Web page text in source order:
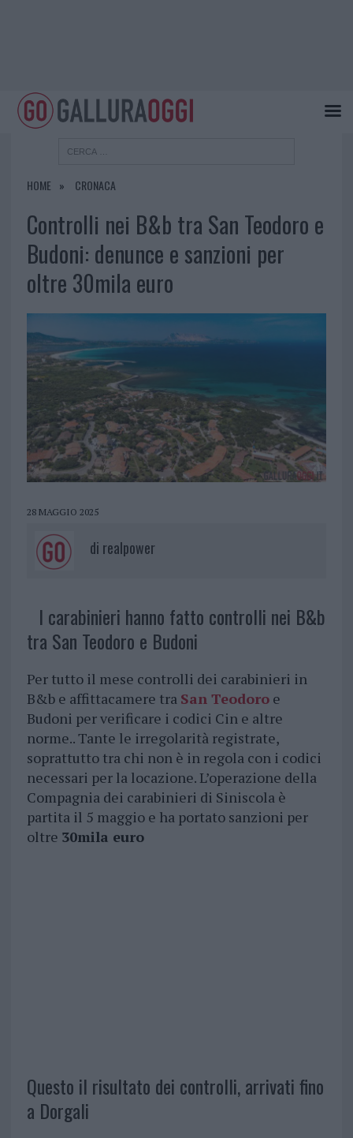
HOME CRONACA
Controlli nei B&b tra San Teodoro e
Budoni: denunce e sanzioni per
oltre 30mila euro
28 MAGGIO 2025
di realpower
I carabinieri hanno fatto controlli nei B&b
tra San Teodoro e Budoni
Per tutto il mese controlli dei carabinieri in
B&b e affittacamere tra San Teodoroe
Budoni per verificare i codici Cin e altre
norme.. Tante le irregolarità registrate,
soprattutto tra chi non è in regola con i codici
necessari per la locazione. L’operazione della
Compagnia dei carabinieri di Siniscola è
partita il 5 maggio e ha portato sanzioni per
oltre 30mila euro
Questo il risultato dei controlli, arrivati fino
a Dorgali